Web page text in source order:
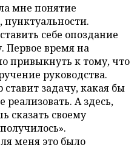
мне понятие
себе опоздание
Первое время на
привыкнуть к тому, что
руководства.
задачу, какая бы
реализовать. А здесь,
сказать своему
меня это было